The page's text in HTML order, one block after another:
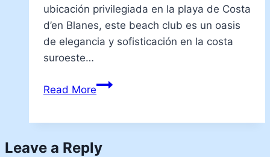
ubicación privilegiada en la playa de Costa
d’en Blanes, este beach club es un oasis
de elegancia y sofisticación en la costa
suroeste…
Read More10
In
Leave a Reply